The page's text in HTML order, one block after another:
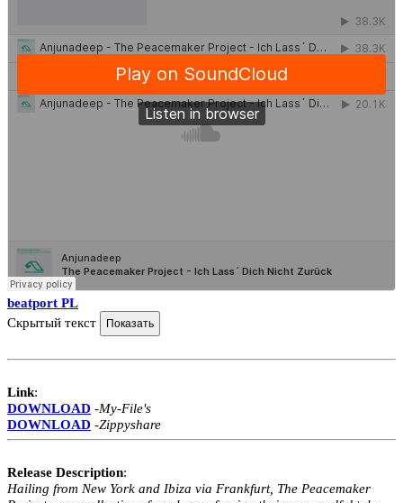
beatport PL
Скрытый текст
Link:
DOWNLOAD -My-File's
DOWNLOAD -Zippyshare
Release Description:
Hailing from New York and Ibiza via Frankfurt, The Peacemaker